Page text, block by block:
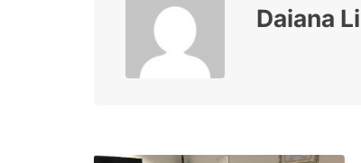
Daiana